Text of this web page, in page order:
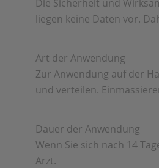
Die Sicherheit und
liegen keine Daten vor.
Art der Anwendung
Zur Anwendung auf der
und verteilen.
Dauer der Anwendung
Wenn Sie sich nach 14
Arzt.